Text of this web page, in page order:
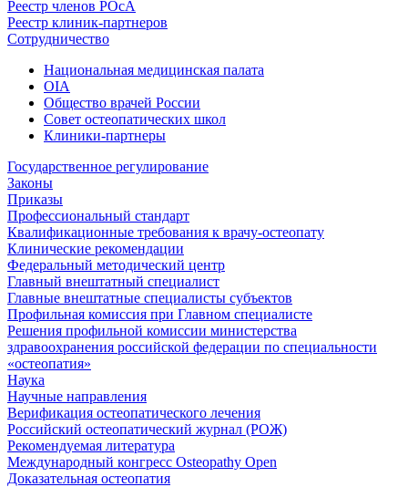
Реестр членов РОсА
Реестр клиник-партнеров
Сотрудничество
Национальная медицинская палата
OIA
Общество врачей России
Совет остеопатических школ
Клиники-партнеры
Государственное регулирование
Законы
Приказы
Профессиональный стандарт
Квалификационные требования к врачу-остеопату
Клинические рекомендации
Федеральный методический центр
Главный внештатный специалист
Главные внештатные специалисты субъектов
Профильная комиссия при Главном специалисте
Решения профильной комиссии министерства
здравоохранения российской федерации по специальности
«остеопатия»
Наука
Научные направления
Верификация остеопатического лечения
Российский остеопатический журнал (РОЖ)
Рекомендуемая литература
Международный конгресс Osteopathy Open
Доказательная остеопатия